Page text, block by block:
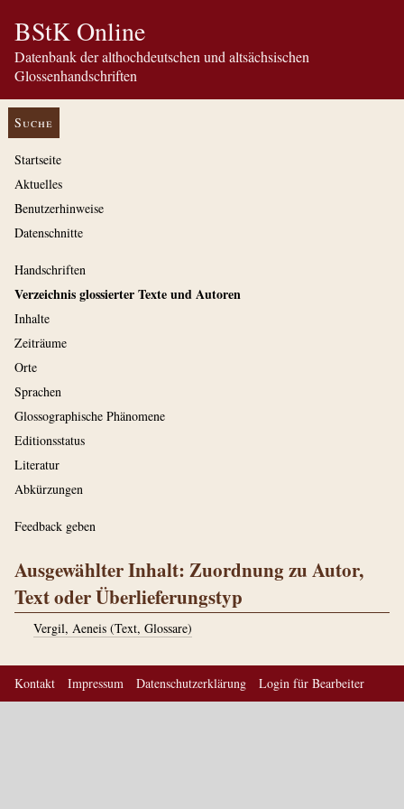
BStK Online
Datenbank der althochdeutschen und altsächsischen
Glossenhandschriften
Suche
Startseite
Aktuelles
Benutzerhinweise
Datenschnitte
Handschriften
Verzeichnis glossierter Texte und Autoren
Inhalte
Zeiträume
Orte
Sprachen
Glossographische Phänomene
Editionsstatus
Literatur
Abkürzungen
Feedback geben
Ausgewählter Inhalt: Zuordnung zu Autor,
Text oder Überlieferungstyp
Vergil, Aeneis (Text, Glossare)
Kontakt Impressum Datenschutzerklärung Login für Bearbeiter